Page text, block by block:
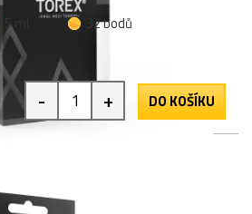
15 ml
32 bodů
- + DO KOŠÍKU